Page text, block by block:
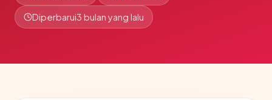
Diperbarui3 bulan yang lalu